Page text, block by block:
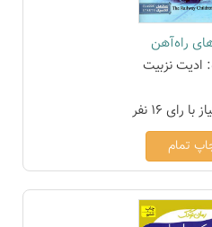
راه‌آهن
ادیت نزبیت
تمام